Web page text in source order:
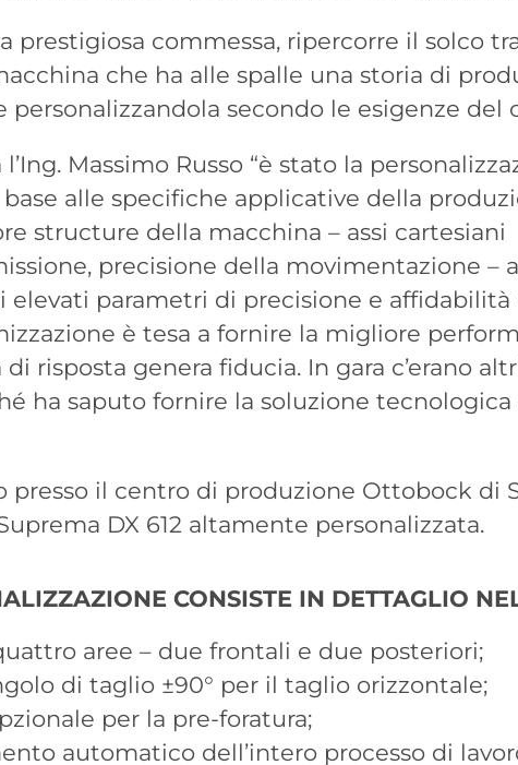
prestigiosa commessa, ripercorre il solco
che ha alle spalle una storia di
secondo le esigenze del
Massimo Russo “è stato la
alle specifiche applicative della
structure della macchina – assi cartesiani
precisione della movimentazione –
parametri di precisione e affidabilità
è tesa a fornire la migliore
risposta genera fiducia. In gara c’erano
ha saputo fornire la soluzione tecnologica
il centro di produzione Ottobock di
DX 612 altamente personalizzata.
CONSISTE IN DETTAGLIO
aree – due frontali e due posteriori;
di taglio ±90° per il taglio orizzontale;
per la pre-foratura;
automatico dell’intero processo di